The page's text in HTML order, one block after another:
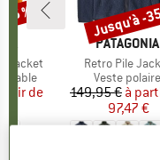
Jacket
réduit
de
%
MARQUE
PATAGONIA
Article
Retro Pile
Product
Veste polaire
Prix
149,95 € Prix
à
97,47 €
Remise
Jusqu'à -